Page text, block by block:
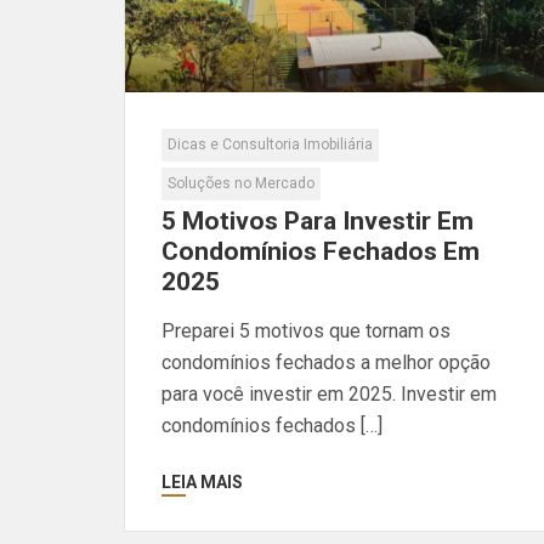
Dicas e Consultoria Imobiliária
Soluções no Mercado
5 Motivos Para Investir Em
Condomínios Fechados Em
2025
Preparei 5 motivos que tornam os
condomínios fechados a melhor opção
para você investir em 2025. Investir em
condomínios fechados […]
LEIA MAIS